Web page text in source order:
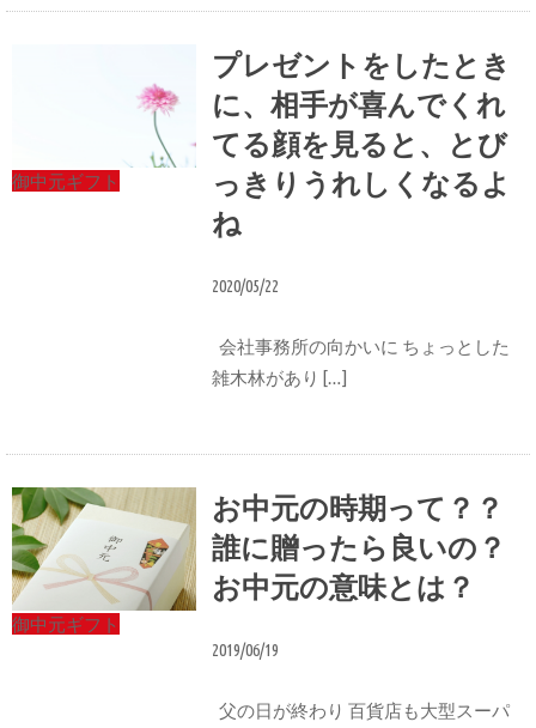
御中元ギフト
プレゼントをしたとき
に、相手が喜んでくれ
てる顔を見ると、とび
っきりうれしくなるよ
ね
2020/05/22
会社事務所の向かいに ちょっとした
雑木林があり […]
御中元ギフト
お中元の時期って？？
誰に贈ったら良いの？
お中元の意味とは？
2019/06/19
父の日が終わり 百貨店も大型スーパ